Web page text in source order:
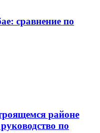
сравнение по
районе
по